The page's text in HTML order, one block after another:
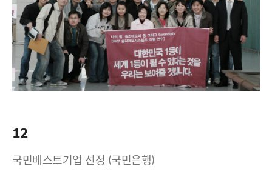
12
국민베스트기업 선정 (국민은행)